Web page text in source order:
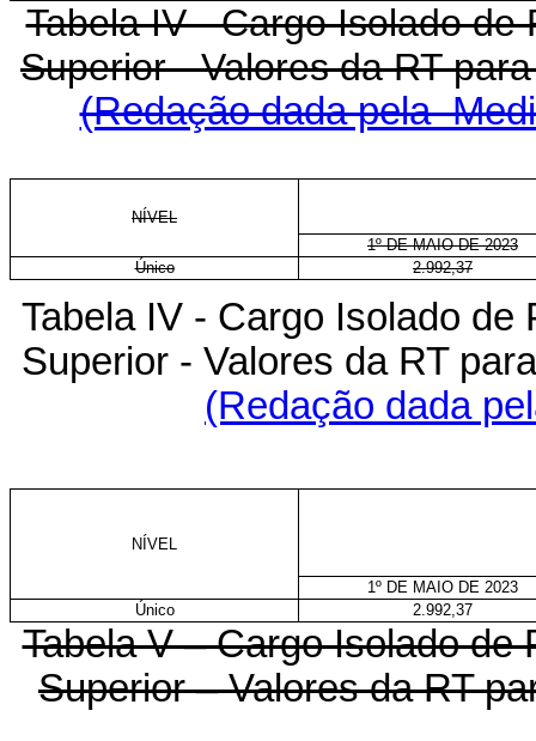
Tabela IV - Cargo Isolado
Superior - Valores da RT
(Redação dada pela
NÍVEL
1º DE MAIO DE 2023
Único
2.992,37
Tabela IV - Cargo Isolado
Superior - Valores da RT
(Redação dada
NÍVEL
1º DE MAIO DE 2023
Único
2.992,37
Tabela V – Cargo Isolado de
Superior – Valores da RT